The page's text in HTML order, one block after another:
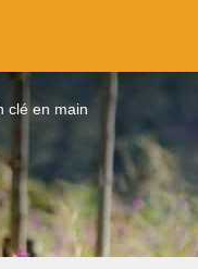
clé en main